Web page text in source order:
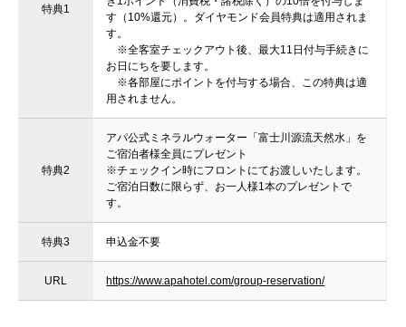
特典1
す（10%還元）。ダイヤモンド会員特典は適用されま
す。
※全客室チェックアウト後、最大11日付与手続きに
お日にちを要します。
※各部屋にポイントを付与する場合、この特典は適
用されません。
特典2
アパ公式ミネラルウォーター「富士川源流天然水」を
ご宿泊者様全員にプレゼント
※チェックイン時にフロントにてお渡しいたします。
ご宿泊日数に限らず、お一人様1本のプレゼントで
す。
特典3 申込金不要
URL https://www.apahotel.com/group-reservation/